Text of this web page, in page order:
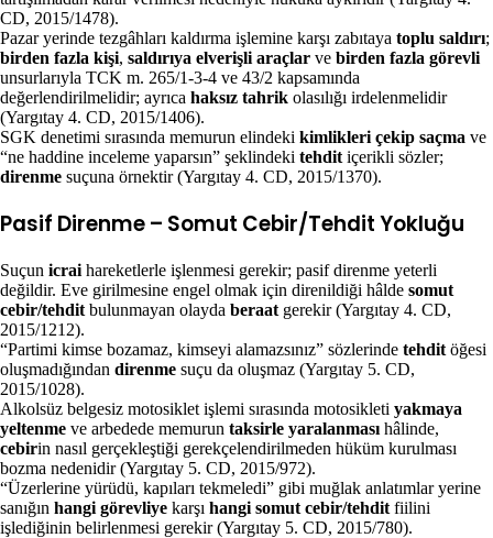
CD, 2015/1478).
Pazar yerinde tezgâhları kaldırma işlemine karşı zabıtaya toplu saldırı;
birden fazla kişi, saldırıya elverişli araçlar ve birden fazla görevli
unsurlarıyla TCK m. 265/1-3-4 ve 43/2 kapsamında
değerlendirilmelidir; ayrıca haksız tahrik olasılığı irdelenmelidir
(Yargıtay 4. CD, 2015/1406).
SGK denetimi sırasında memurun elindeki kimlikleri çekip saçma ve
“ne haddine inceleme yaparsın” şeklindeki tehdit içerikli sözler;
direnme suçuna örnektir (Yargıtay 4. CD, 2015/1370).
Pasif Direnme – Somut Cebir/Tehdit Yokluğu
Suçun icrai hareketlerle işlenmesi gerekir; pasif direnme yeterli
değildir. Eve girilmesine engel olmak için direnildiği hâlde somut
cebir/tehdit bulunmayan olayda beraat gerekir (Yargıtay 4. CD,
2015/1212).
“Partimi kimse bozamaz, kimseyi alamazsınız” sözlerinde tehdit öğesi
oluşmadığından direnme suçu da oluşmaz (Yargıtay 5. CD,
2015/1028).
Alkolsüz belgesiz motosiklet işlemi sırasında motosikleti yakmaya
yeltenme ve arbedede memurun taksirle yaralanması hâlinde,
cebirin nasıl gerçekleştiği gerekçelendirilmeden hüküm kurulması
bozma nedenidir (Yargıtay 5. CD, 2015/972).
“Üzerlerine yürüdü, kapıları tekmeledi” gibi muğlak anlatımlar yerine
sanığın hangi görevliye karşı hangi somut cebir/tehdit fiilini
işlediğinin belirlenmesi gerekir (Yargıtay 5. CD, 2015/780).